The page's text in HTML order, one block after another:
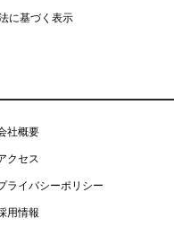
に基づく表示
社概要
クセス
ライバシーポリシー
用情報